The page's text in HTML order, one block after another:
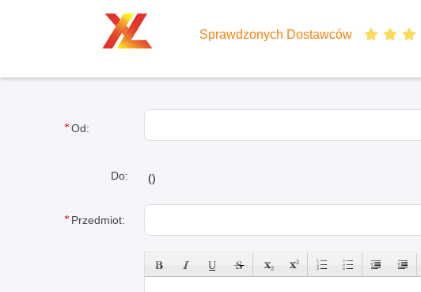
Sprawdzonych Dostawców
Od:
Do: ()
Przedmiot: